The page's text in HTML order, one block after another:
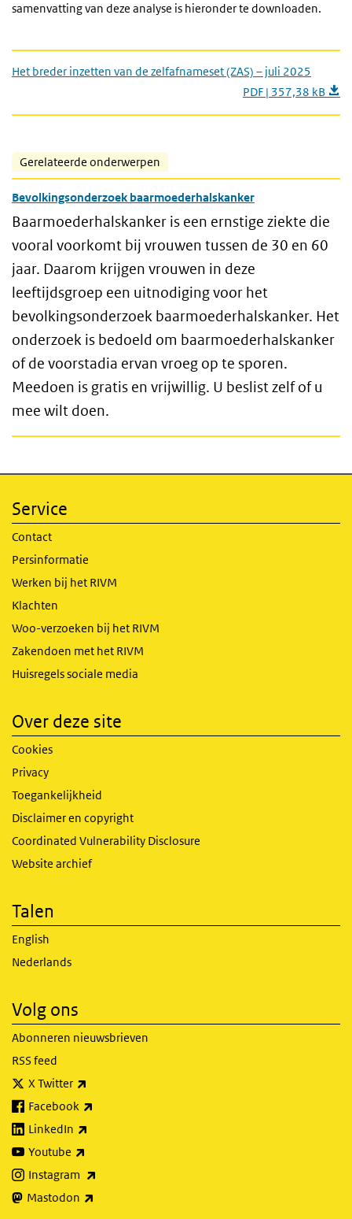
samenvatting van deze analyse is hieronder te downloaden.
Het breder inzetten van de zelfafnameset (ZAS) – juli 2025
PDF | 357,38 kB
Gerelateerde onderwerpen
Bevolkingsonderzoek baarmoederhalskanker
Baarmoederhalskanker is een ernstige ziekte die
vooral voorkomt bij vrouwen tussen de 30 en 60
jaar. Daarom krijgen vrouwen in deze
leeftijdsgroep een uitnodiging voor het
bevolkingsonderzoek baarmoederhalskanker. Het
onderzoek is bedoeld om baarmoederhalskanker
of de voorstadia ervan vroeg op te sporen.
Meedoen is gratis en vrijwillig. U beslist zelf of u
mee wilt doen.
Service
Contact
Persinformatie
Werken bij het RIVM
Klachten
Woo-verzoeken bij het RIVM
Zakendoen met het RIVM
Huisregels sociale media
Over deze site
Cookies
Privacy
Toegankelijkheid
Disclaimer en copyright
Coordinated Vulnerability Disclosure
Website archief
Talen
English
Nederlands
Volg ons
Abonneren nieuwsbrieven
RSS feed
X Twitter
Facebook
LinkedIn
Youtube
Instagram
Mastodon